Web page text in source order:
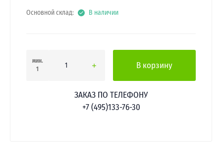
Основной склад: В наличии
мин.
1
В корзину
ЗАКАЗ ПО ТЕЛЕФОНУ
+7 (495)133-76-30